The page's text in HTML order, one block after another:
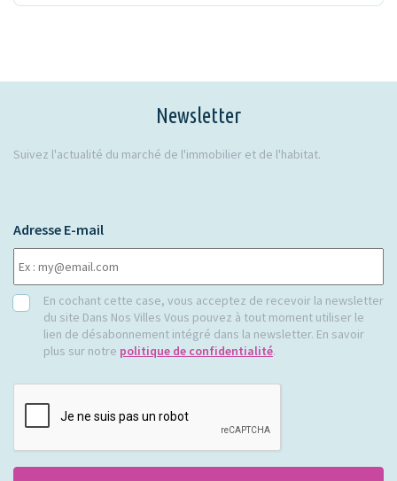
Newsletter
Suivez l'actualité du marché de l'immobilier et de l'habitat.
Adresse E-mail
RGPDEn cochant cette case, vous acceptez de recevoir la newsletter
du site Dans Nos Villes Vous pouvez à tout moment utiliser le
lien de désabonnement intégré dans la newsletter. En savoir
plus sur notre politique de confidentialité.
CAPTCHA